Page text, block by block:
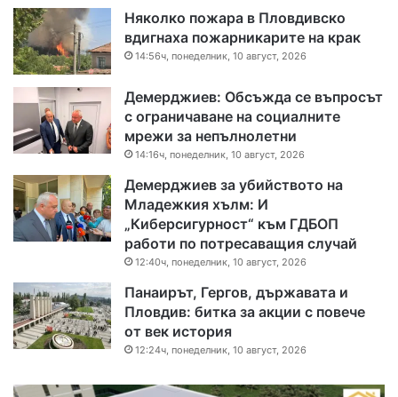
Няколко пожара в Пловдивско
вдигнаха пожарникарите на крак
14:56ч, понеделник, 10 август, 2026
Демерджиев: Обсъжда се въпросът
с ограничаване на социалните
мрежи за непълнолетни
14:16ч, понеделник, 10 август, 2026
Демерджиев за убийството на
Младежкия хълм: И
„Киберсигурност“ към ГДБОП
работи по потресаващия случай
12:40ч, понеделник, 10 август, 2026
Панаирът, Гергов, държавата и
Пловдив: битка за акции с повече
от век история
12:24ч, понеделник, 10 август, 2026